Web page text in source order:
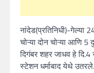
नांदेड(प्रतिनिधी)-गेल्या
चोऱ्या दोन चोऱ्या आणि
दिगंबर शहर जाधव हे दि.4
स्टेशन धर्माबाद येथे